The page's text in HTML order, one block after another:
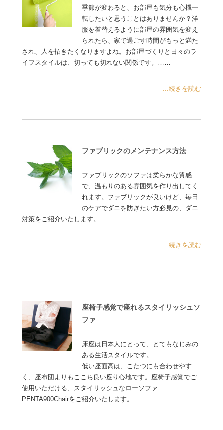
季節が変わると、お部屋も気分も心機一
転したいと思うことはありませんか？洋
服を着替えるように部屋の雰囲気を変え
られたら、家で過ごす時間がもっと満た
され、人を招きたくなりますよね。お部屋づくりと日々のラ
イフスタイルは、切っても切れない関係です。……
...続きを読む
ファブリックのメンテナンス方法
ファブリックのソファは柔らかな質感
で、温もりのある雰囲気を作り出してく
れます。ファブリックが良いけど、毎日
のケアでダニを防ぎたい方必見の、ダニ
対策をご紹介いたします。……
...続きを読む
座椅子感覚で座れるスタイリッシュソ
ファ
床座は日本人にとって、とてもなじみの
ある生活スタイルです。
低い座面高は、こたつにも合わせやす
く、座布団よりもここち良い座り心地です。座椅子感覚でご
使用いただける、スタイリッシュなローソファ
PENTA900Chairをご紹介いたします。
……